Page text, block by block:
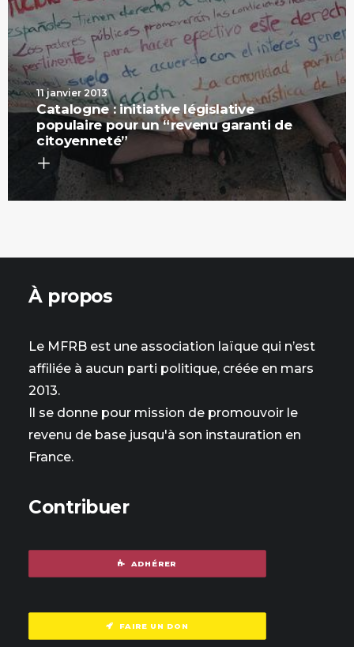
11 janvier 2013
Catalogne : initiative législative
populaire pour un “revenu garanti de
citoyenneté”
À propos
Le MFRB est une association laïque qui n’est
affiliée à aucun parti politique, créée en mars
2013.
Il se donne pour mission de promouvoir le
revenu de base jusqu'à son instauration en
France.
Contribuer
ADHÉRER
FAIRE UN DON